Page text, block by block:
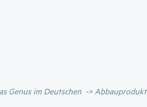
Genus im Deutschen Abbauprodukt